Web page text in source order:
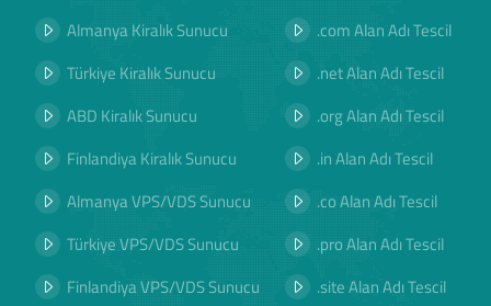
Almanya Kiralık Sunucu
Türkiye Kiralık Sunucu
ABD Kiralık Sunucu
Finlandiya Kiralık Sunucu
Almanya VPS/VDS Sunucu
Türkiye VPS/VDS Sunucu
Finlandiya VPS/VDS Sunucu
.com Alan Adı Tescil
.net Alan Adı Tescil
.org Alan Adı Tescil
.in Alan Adı Tescil
.co Alan Adı Tescil
.pro Alan Adı Tescil
.site Alan Adı Tescil